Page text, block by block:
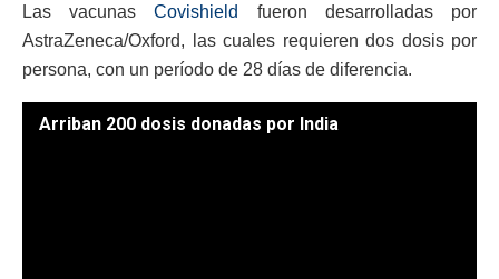
Las vacunasCovishield
fueron desarrolladas por
AstraZeneca/Oxford, las cuales requieren dos dosis por
persona, con un período de 28 días de diferencia.
Arriban 200 dosis donadas por India